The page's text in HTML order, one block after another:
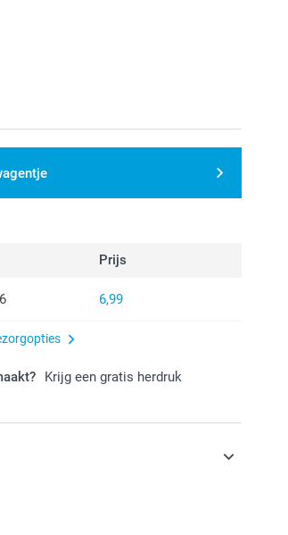
Prijs
6,99
Krijg een gratis herdruk